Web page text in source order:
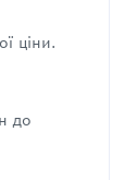
ціни.
до